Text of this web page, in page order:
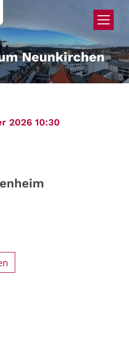
Neunkirchen
2026 10:30